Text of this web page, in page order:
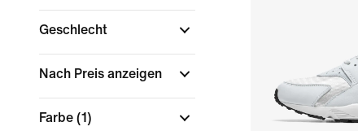
Geschlecht
Nach Preis anzeigen
Farbe (1)